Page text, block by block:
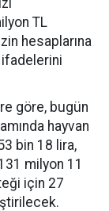
TL
hesaplarına
ifadelerini
göre, bugün
hayvan
bin 18 lira,
milyon 11
için 27